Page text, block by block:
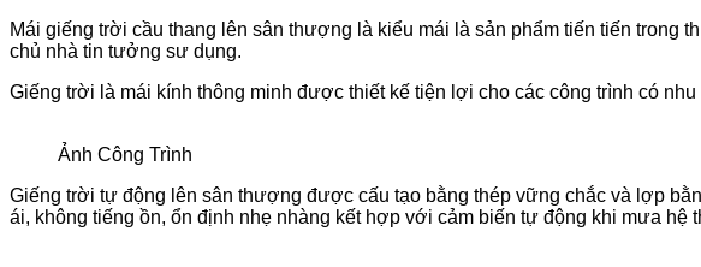
Mái giếng trời cầu thang lên sân thượng là kiểu mái là sản phẩm tiến tiến
chủ nhà tin tưởng sư dụng.
Giếng trời là mái kính thông minh được thiết kế tiện lợi cho các công trình có
Ảnh Công Trình
Giếng trời tự động lên sân thượng được cấu tạo bằng thép vững chắc và lợp
ái, không tiếng ồn, ổn định nhẹ nhàng kết hợp với cảm biến tự động khi mưa hệ